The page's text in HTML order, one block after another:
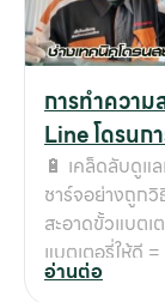
การทำความ
Line โดรนก
🔋 เคล็ดลับดูแ
ชาร์จอย่างถูกวิ
สะอาดขั้วแบตเ
แบตเตอรี่ให้ดี
รนพร้อมใช้งาน
อ่านต่อ